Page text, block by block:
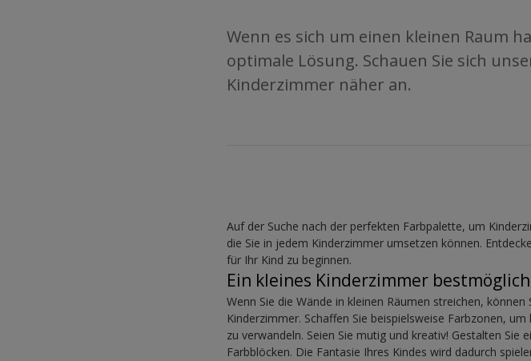
Wenn es sich um einen kleinen Raum
optimale Lösung. Schauen Sie sich
Kinderzimmer näher an.
Auf der Suche nach der perfekten Farbpalette, um
die Sie in jedem Kinderzimmer umsetzen können.
für Ihr Kind zu beginnen.
Ein kleines Kinderzimmer
Wenn Sie die Wände in kleinen Räumen streichen,
Kinderzimmer. Schaffen Sie beispielsweise Farbzonen,
zu verwandeln. Seien Sie mutig und kreativ! Gestalten
Farbblöcken. Die Fantasie Ihres Kindes wird dadurch